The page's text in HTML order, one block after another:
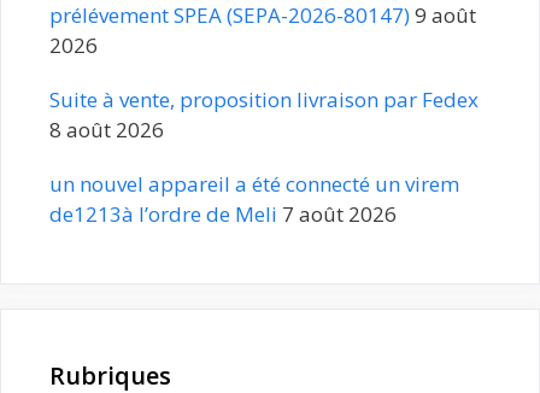
prélévement SPEA (SEPA-2026-80147)9 août
2026
Suite à vente, proposition livraison par Fedex
8 août 2026
un nouvel appareil a été connecté un virem
de1213à l’ordre de Meli 7 août 2026
Rubriques